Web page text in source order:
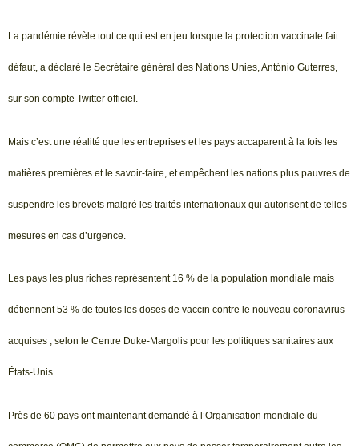
La pandémie révèle tout ce qui est en jeu lorsque la protection vaccinale fait
défaut, a déclaré le Secrétaire général des Nations Unies, António Guterres,
sur son compte Twitter officiel.
Mais c’est une réalité que les entreprises et les pays accaparent à la fois les
matières premières et le savoir-faire, et empêchent les nations plus pauvres de
suspendre les brevets malgré les traités internationaux qui autorisent de telles
mesures en cas d’urgence.
Les pays les plus riches représentent 16 % de la population mondiale mais
détiennent 53 % de toutes les doses de vaccin contre le nouveau coronavirus
acquises , selon le Centre Duke-Margolis pour les politiques sanitaires aux
États-Unis.
Près de 60 pays ont maintenant demandé à l’Organisation mondiale du